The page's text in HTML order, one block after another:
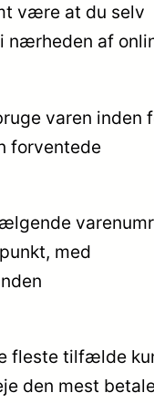
være at du selv
nærheden af
varen inden
forventede
med
fleste tilfælde
den mest